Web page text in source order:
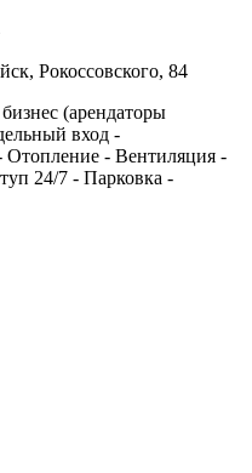
Рокоссовского, 84
(арендаторы
вход -
Отопление - Вентиляция -
24/7 - Парковка -